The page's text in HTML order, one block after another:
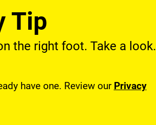
Tip
the right foot. Take a look.
have one. Review our Privacy